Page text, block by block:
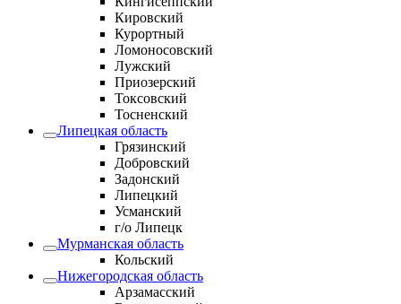
Кировский
Курортный
Ломоносовский
Лужский
Приозерский
Токсовский
Тосненский
Липецкая область
Грязинский
Добровский
Задонский
Липецкий
Усманский
г/о Липецк
Мурманская область
Кольский
Нижегородская область
Арзамасский